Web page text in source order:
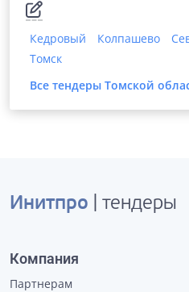
Кедровый Колпашево
Томск
Все тендеры Томской
Инитпро | тендеры
Компания
Партнерам